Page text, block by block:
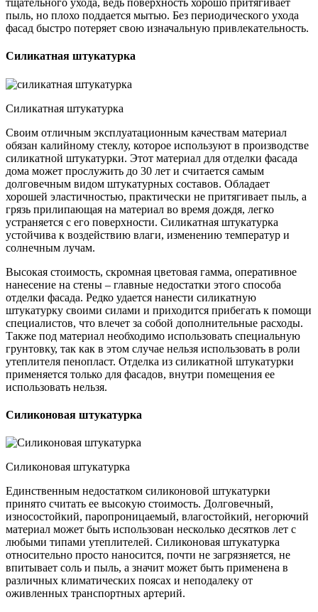
тщательного ухода, ведь поверхность хорошо притягивает
пыль, но плохо поддается мытью. Без периодического ухода
фасад быстро потеряет свою изначальную привлекательность.
Силикатная штукатурка
Силикатная штукатурка
Своим отличным эксплуатационным качествам материал
обязан калийному стеклу, которое используют в производстве
силикатной штукатурки. Этот материал для отделки фасада
дома может прослужить до 30 лет и считается самым
долговечным видом штукатурных составов. Обладает
хорошей эластичностью, практически не притягивает пыль, а
грязь прилипающая на материал во время дождя, легко
устраняется с его поверхности. Силикатная штукатурка
устойчива к воздействию влаги, изменению температур и
солнечным лучам.
Высокая стоимость, скромная цветовая гамма, оперативное
нанесение на стены – главные недостатки этого способа
отделки фасада. Редко удается нанести силикатную
штукатурку своими силами и приходится прибегать к помощи
специалистов, что влечет за собой дополнительные расходы.
Также под материал необходимо использовать специальную
грунтовку, так как в этом случае нельзя использовать в роли
утеплителя пенопласт. Отделка из силикатной штукатурки
применяется только для фасадов, внутри помещения ее
использовать нельзя.
Силиконовая штукатурка
Силиконовая штукатурка
Единственным недостатком силиконовой штукатурки
принято считать ее высокую стоимость. Долговечный,
износостойкий, паропроницаемый, влагостойкий, негорючий
материал может быть использован несколько десятков лет с
любыми типами утеплителей. Силиконовая штукатурка
относительно просто наносится, почти не загрязняется, не
впитывает соль и пыль, а значит может быть применена в
различных климатических поясах и неподалеку от
оживленных транспортных артерий.